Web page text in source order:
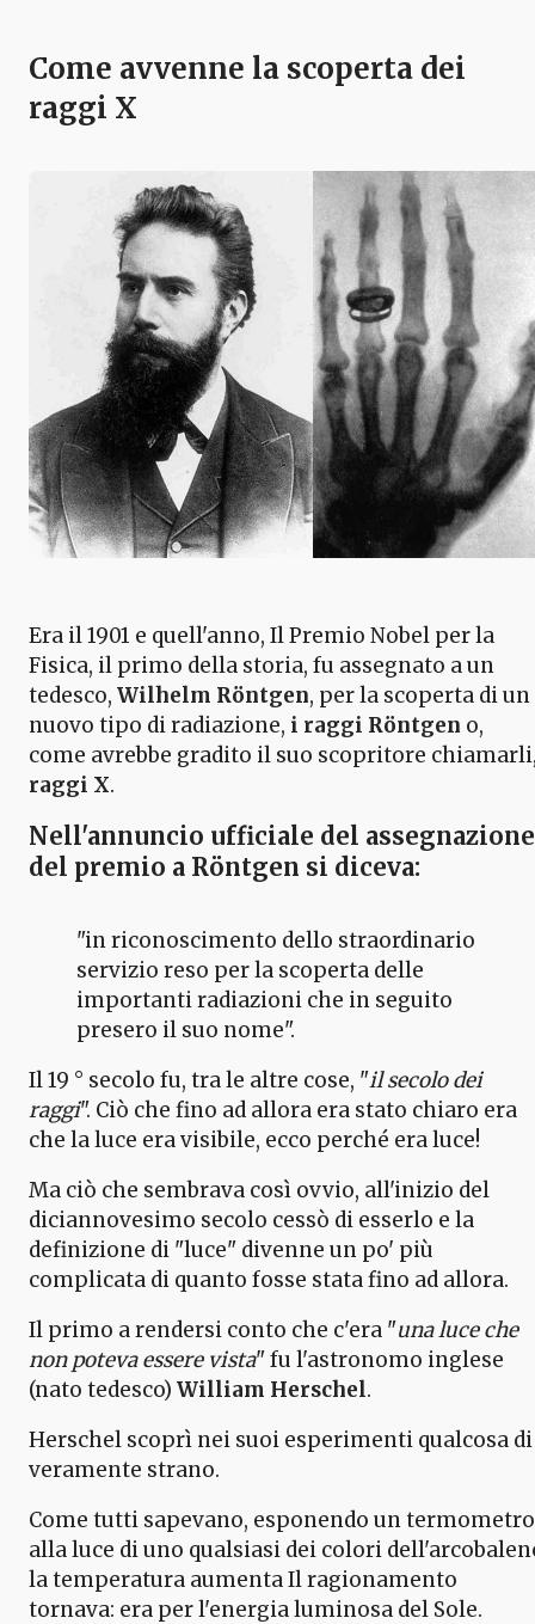
Come avvenne la scoperta dei
raggi X
Era il 1901 e quell'anno, Il Premio Nobel per la
Fisica, il primo della storia, fu assegnato a un
tedesco, Wilhelm Röntgen, per la scoperta di un
nuovo tipo di radiazione, i raggi Röntgen o,
come avrebbe gradito il suo scopritore
raggi X.
Nell'annuncio ufficiale del assegnazione
del premio a Röntgen si diceva:
"in riconoscimento dello straordinario
servizio reso per la scoperta delle
importanti radiazioni che in seguito
presero il suo nome".
Il 19 ° secolo fu, tra le altre cose, "il secolo dei
raggi". Ciò che fino ad allora era stato chiaro era
che la luce era visibile, ecco perché era luce!
Ma ciò che sembrava così ovvio, all'inizio del
diciannovesimo secolo cessò di esserlo e la
definizione di "luce" divenne un po' più
complicata di quanto fosse stata fino ad allora.
Il primo a rendersi conto che c'era "una luce che
non poteva essere vista" fu l'astronomo inglese
(nato tedesco) William Herschel.
Herschel scoprì nei suoi esperimenti qualcosa di
veramente strano.
Come tutti sapevano, esponendo un termometro
alla luce di uno qualsiasi dei colori
la temperatura aumenta Il ragionamento
tornava: era per l'energia luminosa del Sole.